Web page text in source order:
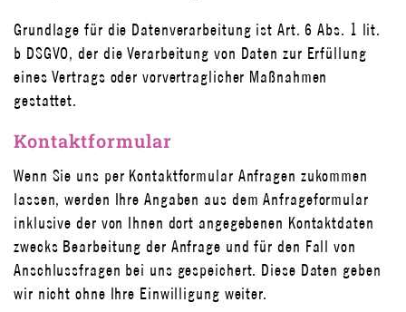
Grundlage für die Datenverarbeitung ist Art. 6 Abs. 1 lit.
b DSGVO, der die Verarbeitung von Daten zur Erfüllung
eines Vertrags oder vorvertraglicher Maßnahmen
gestattet.
Kontaktformular
Wenn Sie uns per Kontaktformular Anfragen zukommen
lassen, werden Ihre Angaben aus dem Anfrageformular
inklusive der von Ihnen dort angegebenen Kontaktdaten
zwecks Bearbeitung der Anfrage und für den Fall von
Anschlussfragen bei uns gespeichert. Diese Daten geben
wir nicht ohne Ihre Einwilligung weiter.